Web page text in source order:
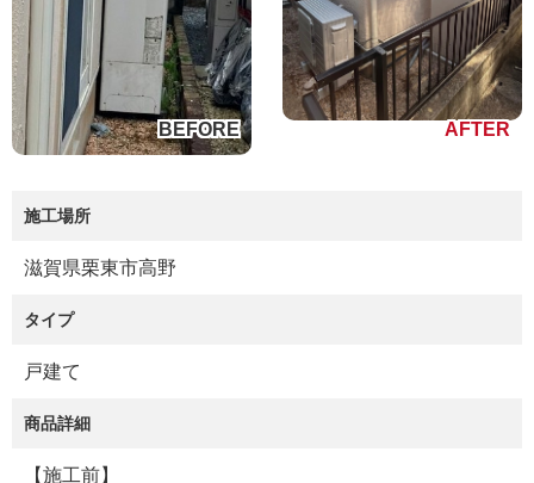
施工場所
滋賀県栗東市高野
タイプ
戸建て
商品詳細
【施工前】